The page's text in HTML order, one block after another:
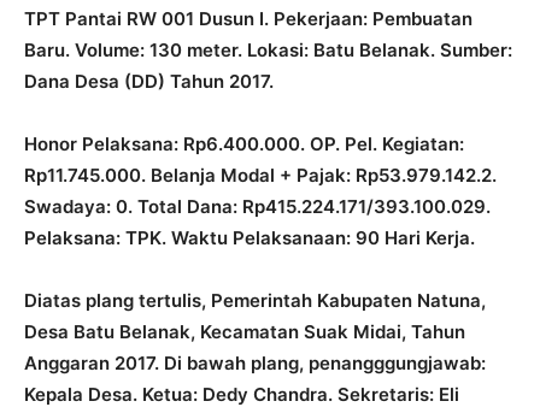
TPT Pantai RW 001 Dusun I. Pekerjaan: Pembuatan
Baru. Volume: 130 meter. Lokasi: Batu Belanak. Sumber:
Dana Desa (DD) Tahun 2017.
Honor Pelaksana: Rp6.400.000. OP. Pel. Kegiatan:
Rp11.745.000. Belanja Modal + Pajak: Rp53.979.142.2.
Swadaya: 0. Total Dana: Rp415.224.171/393.100.029.
Pelaksana: TPK. Waktu Pelaksanaan: 90 Hari Kerja.
Diatas plang tertulis, Pemerintah Kabupaten Natuna,
Desa Batu Belanak, Kecamatan Suak Midai, Tahun
Anggaran 2017. Di bawah plang, penangggungjawab:
Kepala Desa. Ketua: Dedy Chandra. Sekretaris: Eli